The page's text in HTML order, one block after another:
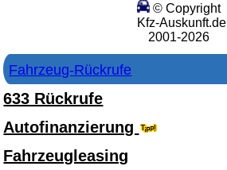
© Copyright
Kfz-Auskunft.de
2001-2026
Fahrzeug-Rückrufe
633 Rückrufe
Autofinanzierung
Fahrzeugleasing